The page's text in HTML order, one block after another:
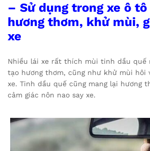
– Sử dụng trong xe ô
hương thơm, khử mùi,
xe
Nhiều lái xe rất thích mùi tinh dầu quế
tạo hương thơm, cũng như khử mùi hôi
xe. Tinh dầu quế cũng mang lại hương
cảm giác nôn nao say xe.